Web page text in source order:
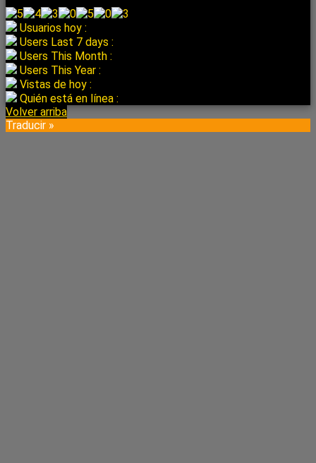
Usuarios hoy :
Users Last 7 days :
Users This Month :
Users This Year :
Vistas de hoy :
Quién está en línea :
Volver arriba
Traducir »